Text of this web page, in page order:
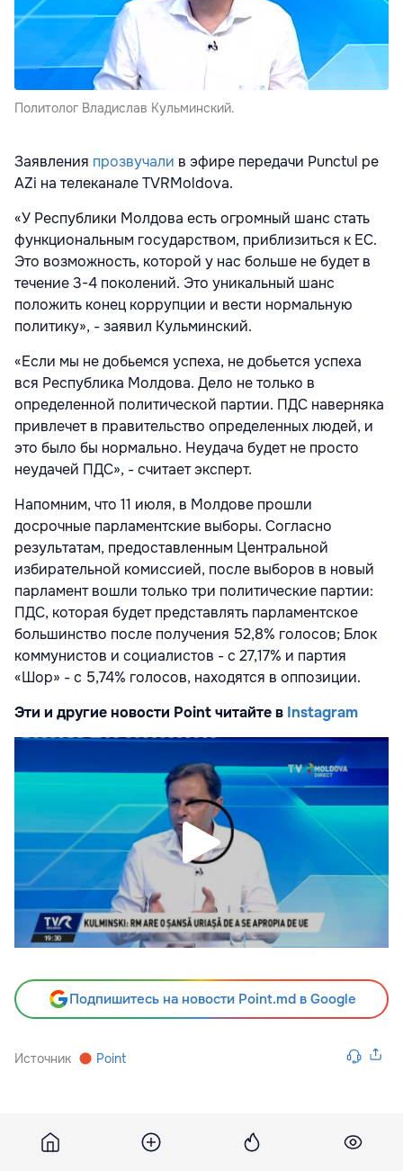
Политолог Владислав Кульминский.
Заявления прозвучали в эфире передачи Punctul pe
AZi на телеканале TVRMoldova.
«У Республики Молдова есть огромный шанс стать
функциональным государством, приблизиться к ЕС.
Это возможность, которой у нас больше не будет в
течение 3-4 поколений. Это уникальный шанс
положить конец коррупции и вести нормальную
политику», - заявил Кульминский.
«Если мы не добьемся успеха, не добьется успеха
вся Республика Молдова. Дело не только в
определенной политической партии. ПДС наверняка
привлечет в правительство определенных людей, и
это было бы нормально. Неудача будет не просто
неудачей ПДС», - считает эксперт.
Напомним, что 11 июля, в Молдове прошли
досрочные парламентские выборы. Согласно
результатам, предоставленным Центральной
избирательной комиссией, после выборов в новый
парламент вошли только три политические партии:
ПДС, которая будет представлять парламентское
большинство после получения 52,8% голосов; Блок
коммунистов и социалистов - с 27,17% и партия
«Шор» - с 5,74% голосов, находятся в оппозиции.
Эти и другие новости Point читайте в Instagram
Подпишитесь на новости Point.md в Google
Источник Point